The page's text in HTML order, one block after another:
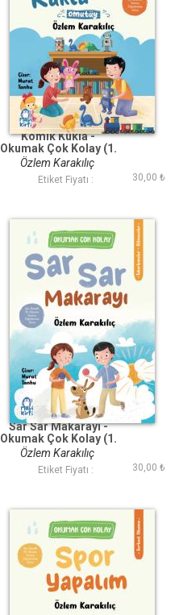
Komik Kukla -
Okumak Çok Kolay (1.
Sınıf)
Özlem Karakılıç
Etiket Fiyatı : 30,00 ₺
Sar Sar Makarayı -
Okumak Çok Kolay (1.
Sınıf)
Özlem Karakılıç
Etiket Fiyatı : 30,00 ₺